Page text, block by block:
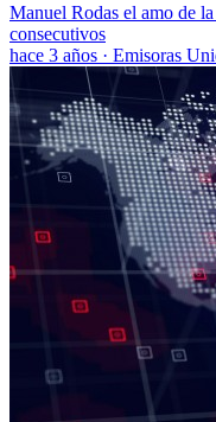
Manuel Rodas el amo de
consecutivos
hace 3 años · Emisoras